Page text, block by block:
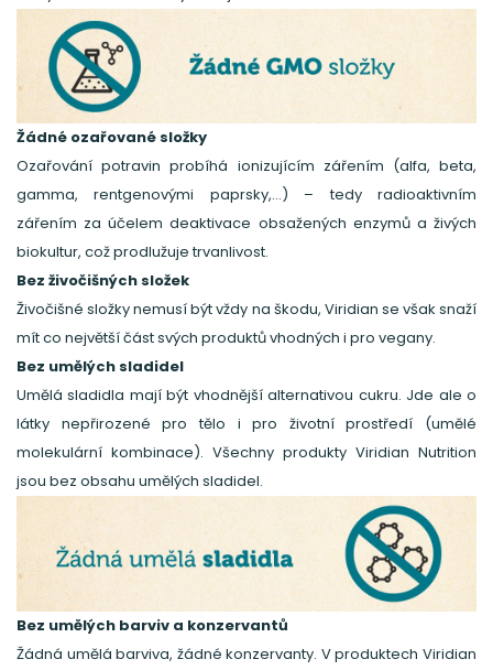
Žádné ozařované složky
Ozařování potravin probíhá ionizujícím zářením (alfa, beta,
gamma, rentgenovými paprsky,…) – tedy radioaktivním
zářením za účelem deaktivace obsažených enzymů a živých
biokultur, což prodlužuje trvanlivost.
Bez živočišných složek
Živočišné složky nemusí být vždy na škodu, Viridian se však snaží
mít co největší část svých produktů vhodných i pro vegany.
Bez umělých sladidel
Umělá sladidla mají být vhodnější alternativou cukru. Jde ale o
látky nepřirozené pro tělo i pro životní prostředí (umělé
molekulární kombinace). Všechny produkty Viridian Nutrition
jsou bez obsahu umělých sladidel.
Bez umělých barviv a konzervantů
Žádná umělá barviva, žádné konzervanty. V produktech Viridian